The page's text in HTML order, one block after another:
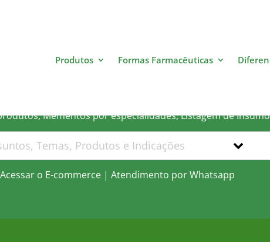
Produtos Formas Farmacêuticas
Mementos por especialidades, Listagem de
Acessar o E-commerce | Atendimento por Whatsapp